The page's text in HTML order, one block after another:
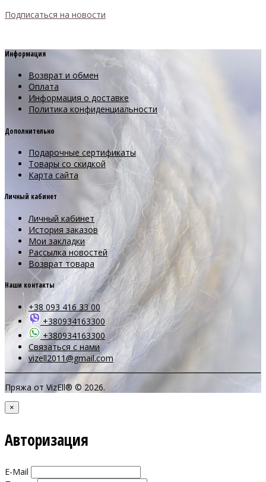
Подписаться на новости
Информация
Возврат и обмен
Оплата
Информация о доставке
Политика конфиденциальности
Дополнительно
Подарочные сертификаты
Товары со скидкой
Карта сайта
Личный кабинет
Личный кабинет
История заказов
Мои закладки
Рассылка новостей
Возврат товара
Наши контакты
+38 093 416 33 00
+380934163300
+380934163300
Связаться с нами
vizell2011@gmail.com
Пряжа от VizEll® © 2026.
×
Авторизация
E-Mail